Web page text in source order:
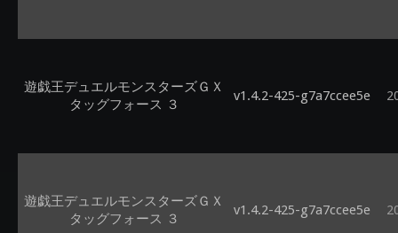
遊戯王デュエルモンスターズＧＸ
タッグフォース ３
v1.4.2-425-g7a7ccee5e
遊戯王デュエルモンスターズＧＸ
タッグフォース ３
v1.4.2-425-g7a7ccee5e